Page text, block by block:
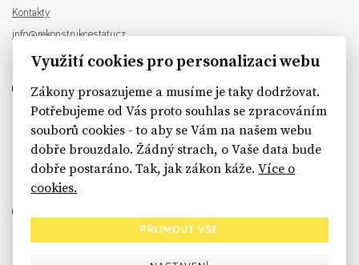
Kontakty
info@rekonstrukcestatu.cz
Návrh a vývoj: Sinfin , ilustrace:
sinfin.digital
Využití cookies pro personalizaci webu
Zákony prosazujeme a musíme je taky dodržovat.
Potřebujeme od Vás proto souhlas se zpracováním
souborů cookies - to aby se Vám na našem webu
dobře brouzdalo. Žádný strach, o Vaše data bude
dobře postaráno. Tak, jak zákon káže.Více o
cookies.
PŘIJMOUT VŠE